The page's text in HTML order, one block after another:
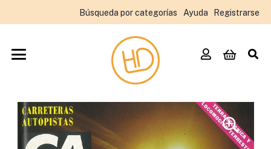
Búsqueda por categorías Ayuda Registrarse